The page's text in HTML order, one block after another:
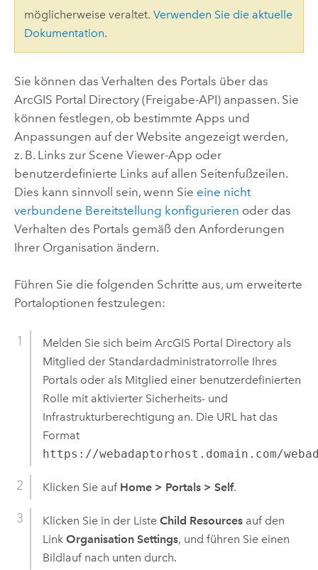
möglicherweise veraltet. Verwenden Sie die aktuelle
Dokumentation.
Sie können das Verhalten des Portals über das
ArcGIS Portal Directory(Freigabe-API) anpassen. Sie
können festlegen, ob bestimmte Apps und
Anpassungen auf der Website angezeigt werden,
z. B. Links zur Scene Viewer-App oder
benutzerdefinierte Links auf allen Seitenfußzeilen.
Dies kann sinnvoll sein, wenn Sie eine nicht
verbundene Bereitstellung konfigurieren oder das
Verhalten des Portals gemäß den Anforderungen
Ihrer Organisation ändern.
Führen Sie die folgenden Schritte aus, um erweiterte
Portaloptionen festzulegen:
Melden Sie sich beim ArcGIS Portal Directoryals
Mitglied der Standardadministratorrolle Ihres
Portals oder als Mitglied einer benutzerdefinierten
Rolle mit aktivierter Sicherheits- und
Infrastrukturberechtigung an. Die URL hat das
Format
https://webadaptorhost.domain.com/
Klicken Sie auf Home > Portals > Self.
Klicken Sie in der Liste Child Resourcesauf den
Link Organisation Settings, und führen Sie einen
Bildlauf nach unten durch.